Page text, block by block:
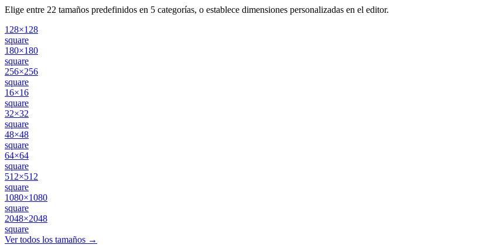
Elige entre 22 tamaños predefinidos en 5 categorías, o establece dimensiones personalizadas en el editor.
128×128
square
180×180
square
256×256
square
16×16
square
32×32
square
48×48
square
64×64
square
512×512
square
1080×1080
square
2048×2048
square
Ver todos los tamaños →